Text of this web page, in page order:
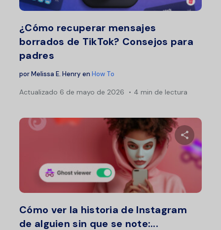
¿Cómo recuperar mensajes
borrados de TikTok? Consejos para
padres
porMelissa E. Henry en How To
Actualizado 6 de mayo de 2026 4 min de lectura
Cómo ver la historia de Instagram
de alguien sin que se note:...